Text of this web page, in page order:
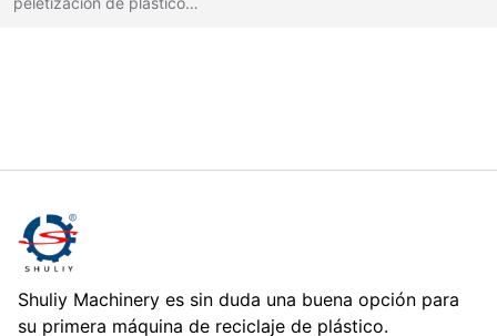
Shuliy Machinery es sin duda una buena opción para
su primera máquina de reciclaje de plástico.